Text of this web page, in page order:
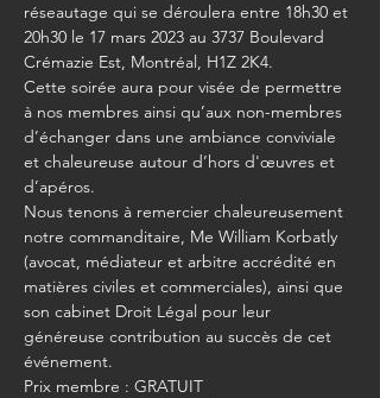
réseautage qui se déroulera entre 18h30 et
20h30 le 17 mars 2023 au 3737 Boulevard
Crémazie Est, Montréal, H1Z 2K4.
Cette soirée aura pour visée de permettre
à nos membres ainsi qu’aux non-membres
d’échanger dans une ambiance conviviale
et chaleureuse autour d’hors d'œuvres et
d’apéros.
Nous tenons à remercier chaleureusement
notre commanditaire, Me William Korbatly
(avocat, médiateur et arbitre accrédité en
matières civiles et commerciales), ainsi que
son cabinet Droit Légal pour leur
généreuse contribution au succès de cet
événement.
Prix membre : GRATUIT